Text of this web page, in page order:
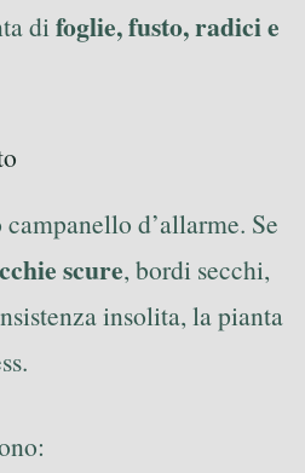
difoglie, fusto, radici e
d’allarme. Se
scure, bordi secchi,
insolita, la pianta